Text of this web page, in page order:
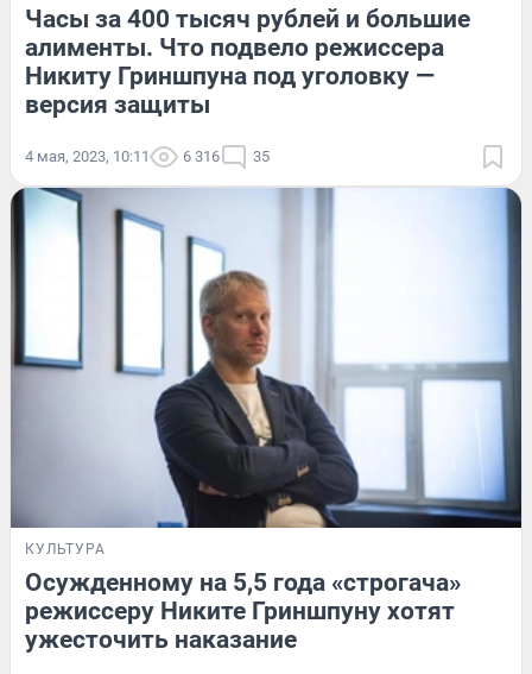
Часы за 400 тысяч рублей и большие
алименты. Что подвело режиссера
Никиту Гриншпуна под уголовку —
версия защиты
4 мая, 2023, 10:11 6 316 35
КУЛЬТУРА
Осужденному на 5,5 года «строгача»
режиссеру Никите Гриншпуну хотят
ужесточить наказание